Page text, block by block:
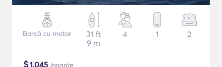
Barcă cu motor
31 ft
9 m
4 1 2
$1,045 /noapte